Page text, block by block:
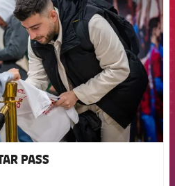
PASS